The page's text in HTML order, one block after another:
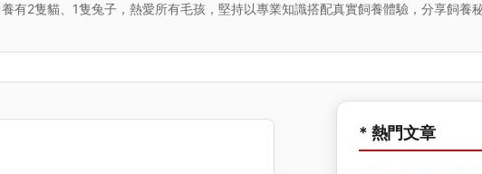
有2隻貓、1隻兔子，熱愛所有毛孩，堅持以專業知識搭配真實飼養體驗，分享飼養
* 熱門文章